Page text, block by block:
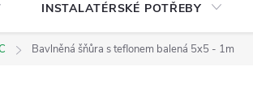
INSTALATÉRSKÉ POTŘEBY
Bavlněná šňůra s teflonem balená 5x5 - 1m